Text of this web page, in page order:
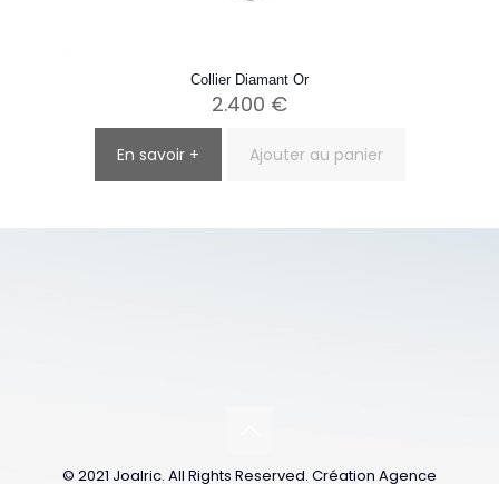
Collier Diamant Or
2.400 €
En savoir + Ajouter au panier
© 2021 Joalric. All Rights Reserved. Création Agence